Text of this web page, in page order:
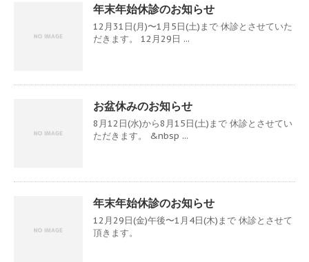
年末年始休診のお知らせ
12月31日(月)〜1月5日(土)まで 休診とさせていた
だきます。 12月29日 ...
お盆休みのお知らせ
8月12日(水)から8月15日(土)まで 休診とさせてい
ただきます。 &nbsp ...
年末年始休診のお知らせ
12月29日(金)午後〜1月4日(木)まで 休診とさせて
頂きます。